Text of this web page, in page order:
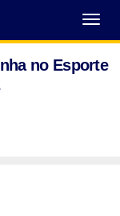
Abrir
Menu
no Esporte